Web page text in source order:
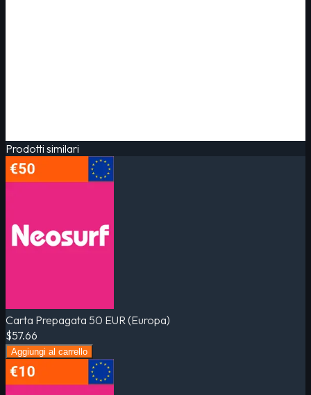
Prodotti similari
Carta Prepagata 50 EUR (Europa)
$57.66
Aggiungi al carrello